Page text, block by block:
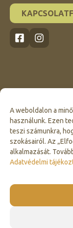
A weboldalon a
használunk. Ezen
teszi számunkra,
szokásairól. Az
alkalmazását.
Adatvédelmi
Click